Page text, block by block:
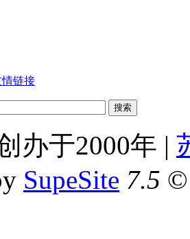
情链接
办于2000年 |
SupeSite 7.5 ©